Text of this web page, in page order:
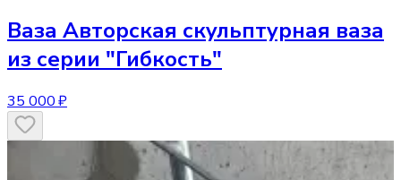
Ваза Авторская скульптурная ваза
из серии "Гибкость"
35 000 ₽